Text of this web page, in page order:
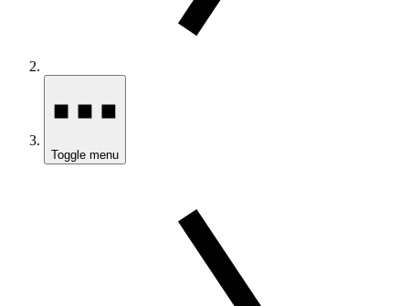
Toggle menu